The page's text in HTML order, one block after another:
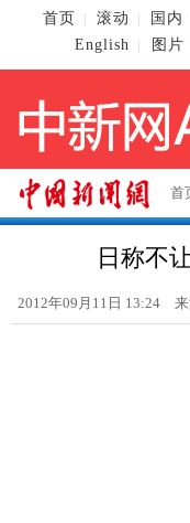
首页 滚动 国内
English
图片
首
日称不
2012年09月11日 13:24 来